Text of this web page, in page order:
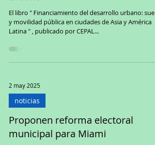
El libro " Financiamiento del desarrollo urbano: suelo
y movilidad pública en ciudades de Asia y América
Latina " , publicado por CEPAL...
2 may 2025
noticias
Proponen reforma electoral
municipal para Miami